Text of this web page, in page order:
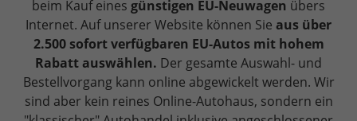
beim Kauf eines günstigen EU-Neuwagen übers
Internet. Auf unserer Website können Sie aus über
2.500 sofort verfügbaren EU-Autos mit hohem
Rabatt auswählen. Der gesamte Auswahl- und
Bestellvorgang kann online abgewickelt werden. Wir
sind aber kein reines Online-Autohaus, sondern ein